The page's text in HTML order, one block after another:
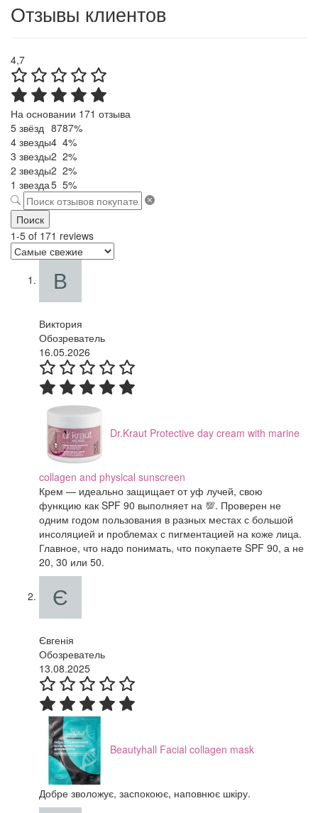
Отзывы клиентов
4,7
На основании 171 отзыва
5 звёзд 8787%
4 звезды4 4%
3 звезды2 2%
2 звезды2 2%
1 звезда5 5%
Поиск
1-5 of 171 reviews
Виктория
Обозреватель
16.05.2026
Dr.Kraut Protective day cream with marine
collagen and physical sunscreen
Крем — идеально защищает от уф лучей, свою
функцию как SPF 90 выполняет на 💯. Проверен не
одним годом пользования в разных местах с большой
инсоляцией и проблемах с пигментацией на коже лица.
Главное, что надо понимать, что покупаете SPF 90, а не
20, 30 или 50.
Євгенія
Обозреватель
13.08.2025
Beautyhall Facial collagen mask
Добре зволожує, заспокоює, наповнює шкіру.